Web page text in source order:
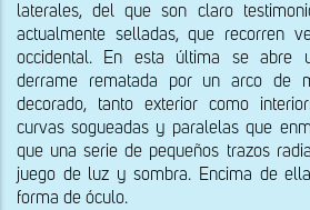
laterales, del que son claro
actualmente selladas, que recorren
occidental. En esta última se abre
derrame rematada por un arco de
decorado, tanto exterior como
curvas sogueadas y paralelas que
que una serie de pequeños trazos
juego de luz y sombra. Encima de
forma de óculo.